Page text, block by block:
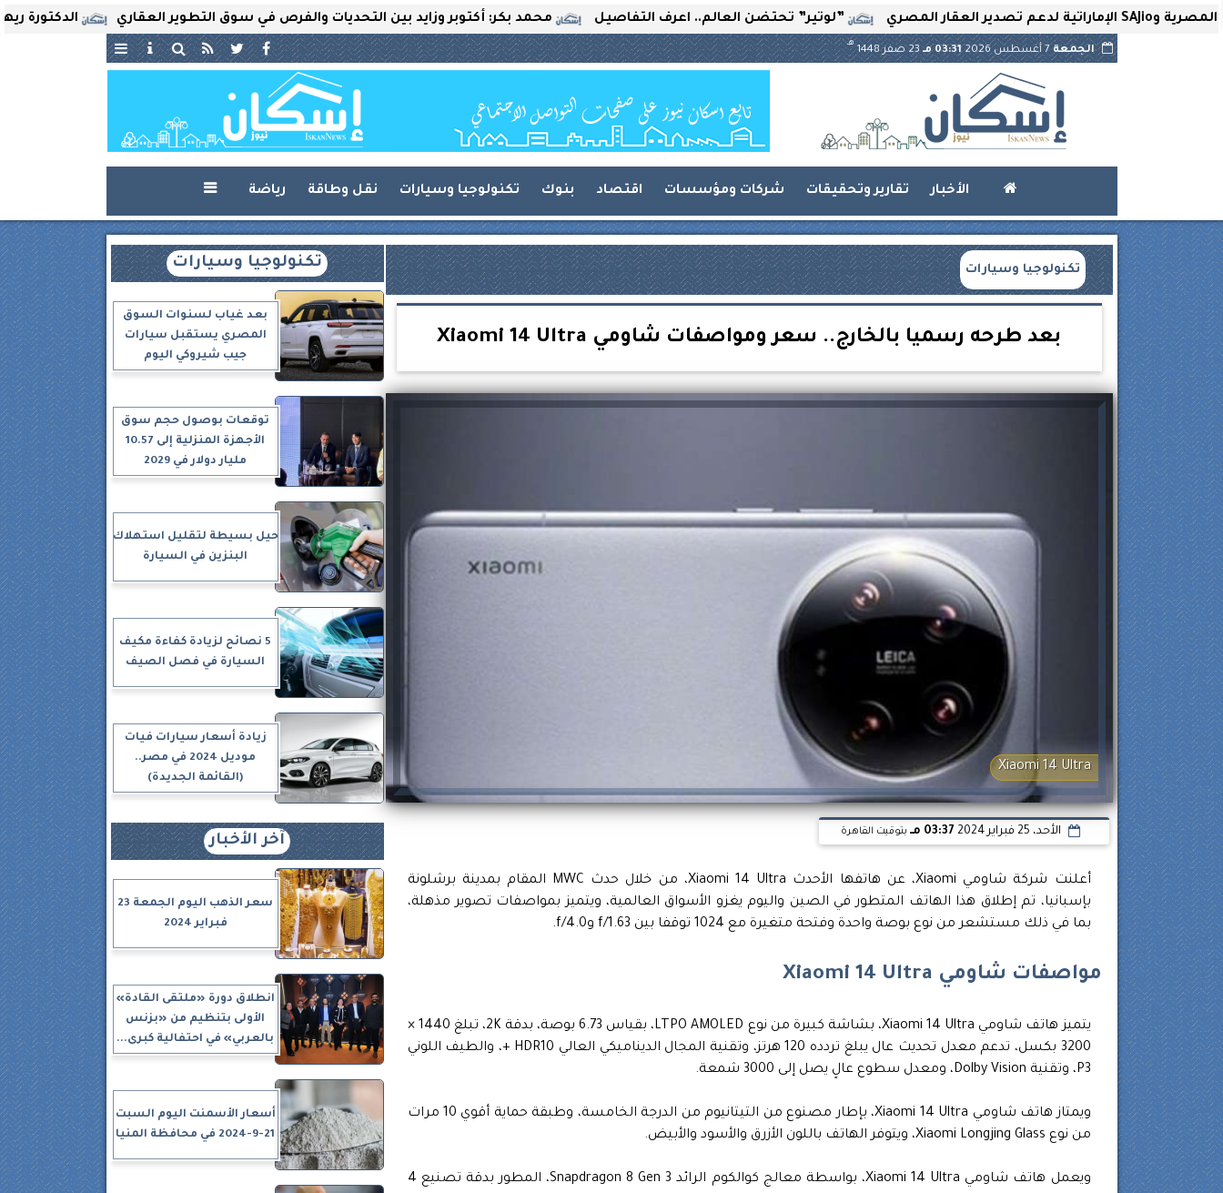
الدكتورة ريهام محمد بكر: أكتوبر وزايد بين التحديات والفرص في سوق التطوير العقاري ”لوتير” تحتضن العالم.. اعرف التفاصيل
الجمعة7 أغسطس 2026 03:31 مـ 23 صفر 1448
هـ
الأخبار تقارير وتحقيقات شركات ومؤسسات اقتصاد بنوك تكنولوجيا وسيارات نقل وطاقة رياضة 
تكنولوجيا وسيارات
بعد طرحه رسميا بالخارج.. سعر ومواصفات شاومي Xiaomi 14 Ultra
Xiaomi 14 Ultra
الأحد، 25 فبراير 2024 03:37 مـ بتوقيت القاهرة
أعلنت شركة شاومي Xiaomi، عن هاتفها الأحدث Xiaomi 14 Ultra، من خلال حدث MWC المقام بمدينة برشلونة
بإسبانيا، تم إطلاق هذا الهاتف المتطور في الصين واليوم يغزو الأسواق العالمية، ويتميز بمواصفات تصوير مذهلة،
بما في ذلك مستشعر من نوع بوصة واحدة وفتحة متغيرة مع 1024 توقفا بين f/1.63 وf/4.0.
مواصفات شاومي Xiaomi 14 Ultra
يتميز هاتف شاومي Xiaomi 14 Ultra، بشاشة كبيرة من نوع LTPO AMOLED، بقياس 6.73 بوصة، بدقة 2K، تبلغ 1440 ×
3200 بكسل، تدعم معدل تحديث عال يبلغ تردده 120 هرتز، وتقنية المجال الديناميكي العالي HDR10 +، والطيف اللوني
P3، وتقنية Dolby Vision، ومعدل سطوع عالٍ يصل إلى 3000 شمعة.
ويمتاز هاتف شاومي Xiaomi 14 Ultra، بإطار مصنوع من التيتانيوم من الدرجة الخامسة، وطبقة حماية أقوي 10 مرات
من نوع Xiaomi Longjing Glass، ويتوفر الهاتف باللون الأزرق والأسود والأبيض.
ويعمل هاتف شاومي Xiaomi 14 Ultra، بواسطة معالج كوالكوم الرائد Snapdragon 8 Gen 3، المطور بدقة تصنيع 4
تكنولوجيا وسيارات
بعد غياب لسنوات السوق
المصري يستقبل سيارات
جيب شيروكي اليوم
توقعات بوصول حجم سوق
الأجهزة المنزلية إلى 10.57
مليار دولار في 2029
حيل بسيطة لتقليل استهلاك
البنزين في السيارة
5 نصائح لزيادة كفاءة مكيف
السيارة في فصل الصيف
زيادة أسعار سيارات فيات
موديل 2024 في مصر..
(القائمة الجديدة)
آخر الأخبار
سعر الذهب اليوم الجمعة 23
فبراير 2024
انطلاق دورة «ملتقى القادة»
الأولى بتنظيم من «بزنس
بالعربي» في احتفالية كبرى...
أسعار الأسمنت اليوم السبت
21-9-2024 في محافظة المنيا